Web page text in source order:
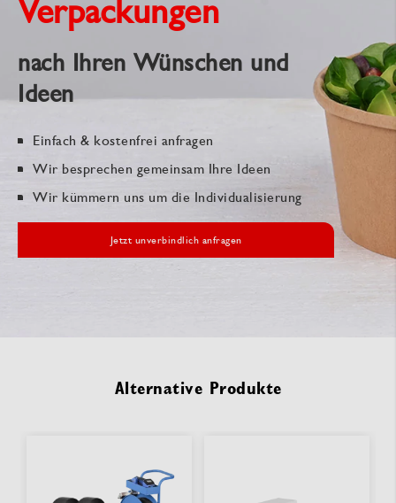
Verpackungen
nach Ihren Wünschen und
Ideen
Einfach & kostenfrei anfragen
Wir besprechen gemeinsam Ihre Ideen
Wir kümmern uns um die Individualisierung
Jetzt unverbindlich anfragen
Alternative Produkte